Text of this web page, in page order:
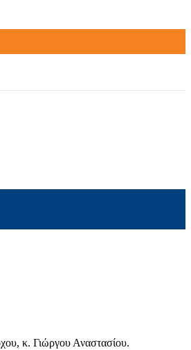
κ. Γιώργου Αναστασίου.